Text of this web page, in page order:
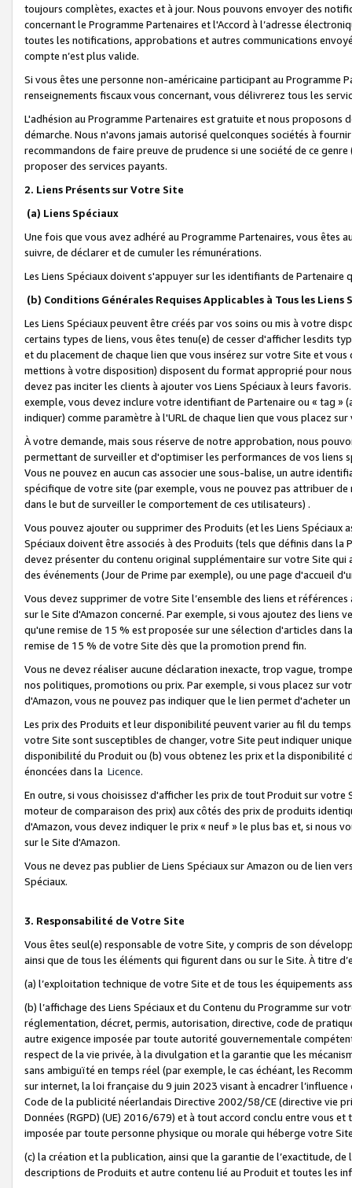
toujours complètes, exactes et à jour. Nous pouvons envoyer des
concernant le Programme Partenaires et l'Accord à l’adresse
toutes les notifications, approbations et autres communications
compte n’est plus valide.
Si vous êtes une personne non-américaine participant au
renseignements fiscaux vous concernant, vous délivrerez tous les
L'adhésion au Programme Partenaires est gratuite et nous proposons
démarche. Nous n'avons jamais autorisé quelconques sociétés à
recommandons de faire preuve de prudence si une société de ce
proposer des services payants.
2. Liens Présents sur Votre Site
(a) Liens Spéciaux
Une fois que vous avez adhéré au Programme Partenaires, vous êtes
suivre, de déclarer et de cumuler les rémunérations.
Les Liens Spéciaux doivent s'appuyer sur les identifiants de Partenaire
(b) Conditions Générales Requises Applicables à Tous les Liens
Les Liens Spéciaux peuvent être créés par vos soins ou mis à votre
certains types de liens, vous êtes tenu(e) de cesser d'afficher lesdits
et du placement de chaque lien que vous insérez sur votre Site et
mettions à votre disposition) disposent du format approprié pour
devez pas inciter les clients à ajouter vos Liens Spéciaux à leurs
exemple, vous devez inclure votre identifiant de Partenaire ou « tag
indiquer) comme paramètre à l'URL de chaque lien que vous placez
À votre demande, mais sous réserve de notre approbation, nous
permettant de surveiller et d'optimiser les performances de vos liens
Vous ne pouvez en aucun cas associer une sous-balise, un autre
spécifique de votre site (par exemple, vous ne pouvez pas attribuer
dans le but de surveiller le comportement de ces utilisateurs) .
Vous pouvez ajouter ou supprimer des Produits (et les Liens
Spéciaux doivent être associés à des Produits (tels que définis dans
devez présenter du contenu original supplémentaire sur votre Site qui
des événements (Jour de Prime par exemple), ou une page d'accueil
Vous devez supprimer de votre Site l’ensemble des liens et
sur le Site d'Amazon concerné. Par exemple, si vous ajoutez des
qu'une remise de 15 % est proposée sur une sélection d'articles
remise de 15 % de votre Site dès que la promotion prend fin.
Vous ne devez réaliser aucune déclaration inexacte, trop vague,
nos politiques, promotions ou prix. Par exemple, si vous placez sur
d'Amazon, vous ne pouvez pas indiquer que le lien permet d'acheter
Les prix des Produits et leur disponibilité peuvent varier au fil du
votre Site sont susceptibles de changer, votre Site peut indiquer
disponibilité du Produit ou (b) vous obtenez les prix et la disponibilité
énoncées dans la Licence.
En outre, si vous choisissez d'afficher les prix de tout Produit sur
moteur de comparaison des prix) aux côtés des prix de produits
d'Amazon, vous devez indiquer le prix « neuf » le plus bas et, si nous
sur le Site d'Amazon.
Vous ne devez pas publier de Liens Spéciaux sur Amazon ou de lien
Spéciaux.
3. Responsabilité de Votre Site
Vous êtes seul(e) responsable de votre Site, y compris de son
ainsi que de tous les éléments qui figurent dans ou sur le Site. À titre
(a) l’exploitation technique de votre Site et de tous les équipements
(b) l’affichage des Liens Spéciaux et du Contenu du Programme sur
réglementation, décret, permis, autorisation, directive, code de
autre exigence imposée par toute autorité gouvernementale
respect de la vie privée, à la divulgation et la garantie que les
sans ambiguïté en temps réel (par exemple, le cas échéant, les
sur internet, la loi française du 9 juin 2023 visant à encadrer
Code de la publicité néerlandais Directive 2002/58/CE (directive vie
Données (RGPD) (UE) 2016/679) et à tout accord conclu entre vous
imposée par toute personne physique ou morale qui héberge votre
(c) la création et la publication, ainsi que la garantie de l’exactitude,
descriptions de Produits et autre contenu lié au Produit et toutes les